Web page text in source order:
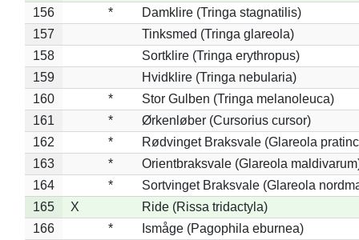
156
*
Damklire (Tringa stagnatilis)
157
Tinksmed (Tringa glareola)
158
Sortklire (Tringa erythropus)
159
Hvidklire (Tringa nebularia)
160
*
Stor Gulben (Tringa melanoleuca)
161
*
Ørkenløber (Cursorius cursor)
162
*
Rødvinget Braksvale (Glareola
163
*
Orientbraksvale (Glareola
164
*
Sortvinget Braksvale (Glareola
165
X
Ride (Rissa tridactyla)
166
*
Ismåge (Pagophila eburnea)